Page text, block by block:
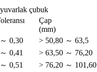
çubuk
Çap
(mm)
0,30 > 50,80 ～ 63,5
0,41 > 63,50 ～ 76,20
0,51 > 76,20 ～ 101,60